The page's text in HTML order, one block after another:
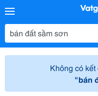
Không có
"bán